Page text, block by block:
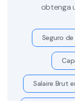
obtenga
Seguro
Salaire Brut